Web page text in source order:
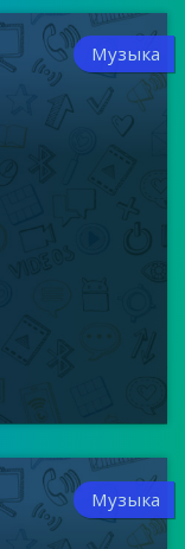
Музыка
Музыка